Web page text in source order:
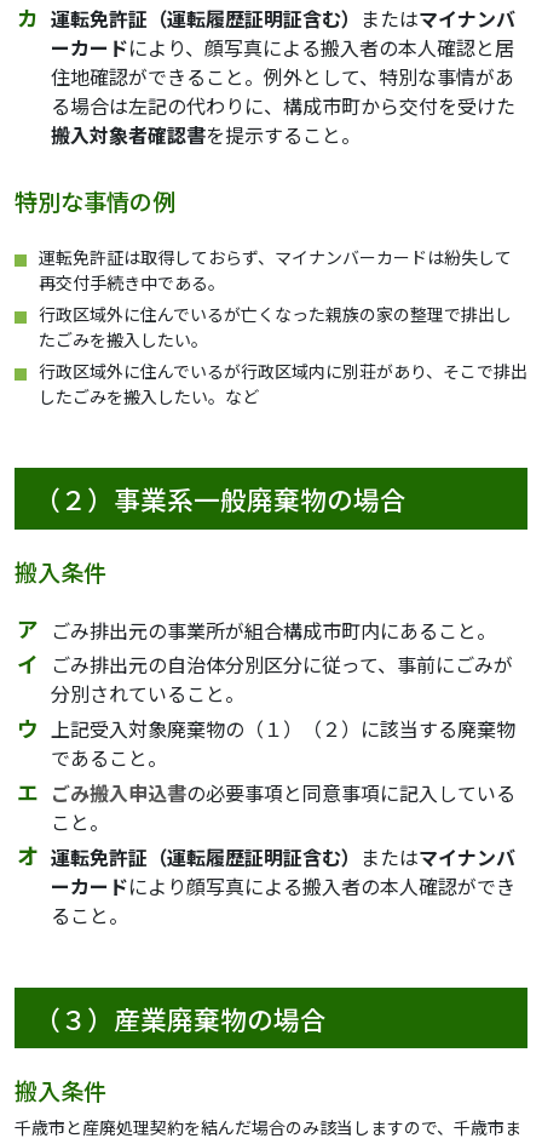
運転免許証（運転履歴証明証含む） またはマイナンバ
ーカードにより、顔写真による搬入者の本人確認と居
住地確認ができること。例外として、特別な事情があ
る場合は左記の代わりに、構成市町から交付を受けた
搬入対象者確認書を提示すること。
特別な事情の例
運転免許証は取得しておらず、マイナンバーカードは紛失して
再交付手続き中である。
行政区域外に住んでいるが亡くなった親族の家の整理で排出し
たごみを搬入したい。
行政区域外に住んでいるが行政区域内に別荘があり、そこで排出
したごみを搬入したい。など
（２）事業系一般廃棄物の場合
搬入条件
ごみ排出元の事業所が組合構成市町内にあること。
ごみ排出元の自治体分別区分に従って、事前にごみが
分別されていること。
上記受入対象廃棄物の（１）（２）に該当する廃棄物
であること。
ごみ搬入申込書の必要事項と同意事項に記入している
こと。
運転免許証（運転履歴証明証含む） またはマイナンバ
ーカードにより顔写真による搬入者の本人確認ができ
ること。
（３）産業廃棄物の場合
搬入条件
千歳市と産廃処理契約を結んだ場合のみ該当しますので、千歳市ま